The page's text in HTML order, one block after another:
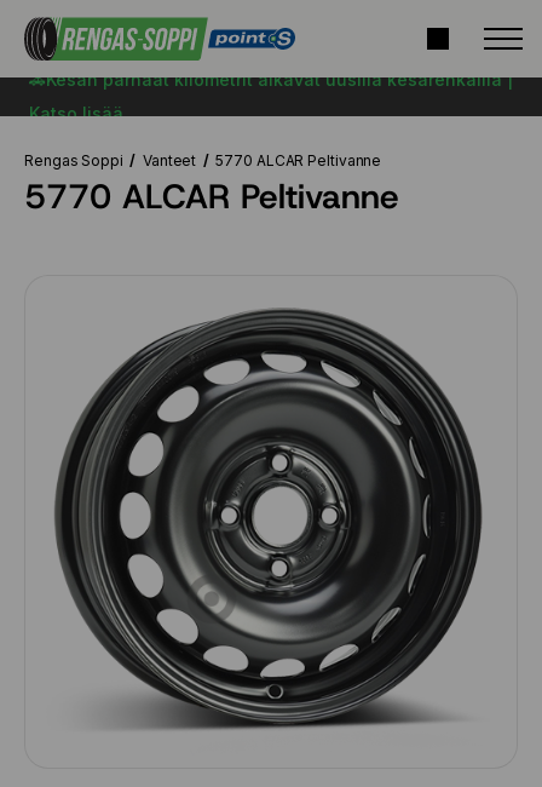
🚗Kesän parhaat kilometrit alkavat uusilla kesärenkailla |
Katso lisää
Rengas Soppi Vanteet 5770 ALCAR Peltivanne
5770 ALCAR Peltivanne